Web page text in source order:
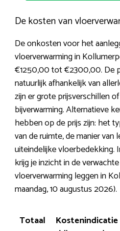
De kosten van
De onkosten voor het
vloerverwarming in
€1250,00 tot €2300,00. De
natuurlijk afhankelijk van
zijn er grote prijsverschillen
bijverwarming. Alternatieve
hebben op de prijs zijn: het
van de ruimte, de manier van
uiteindelijke vloerbedekking.
krijg je inzicht in de
vloerverwarming leggen in
maandag, 10 augustus 2026).
Totaal
Kostenindicatie